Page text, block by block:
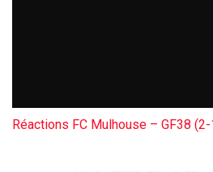
Réactions FC Mulhouse – GF38